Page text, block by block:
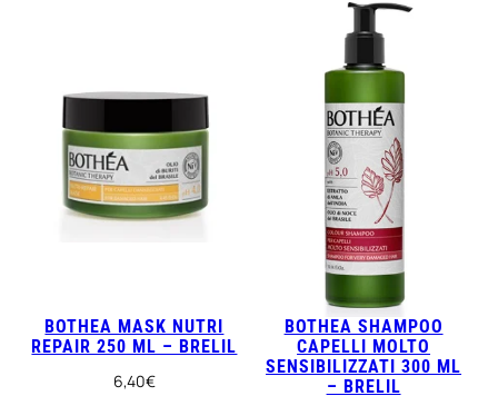
BOTHEA MASK NUTRI
REPAIR 250 ML – BRELIL
6,40€
BOTHEA SHAMPOO
CAPELLI MOLTO
SENSIBILIZZATI 300 ML
– BRELIL